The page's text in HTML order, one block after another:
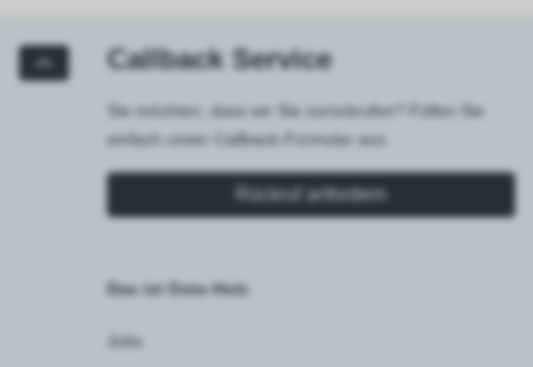
Callback Service
Sie möchten, dass wir Sie zurückrufen? Füllen Sie
einfach unser Callback-Formular aus.
Rückruf anfordern
Das ist Osto-Holz
Jobs